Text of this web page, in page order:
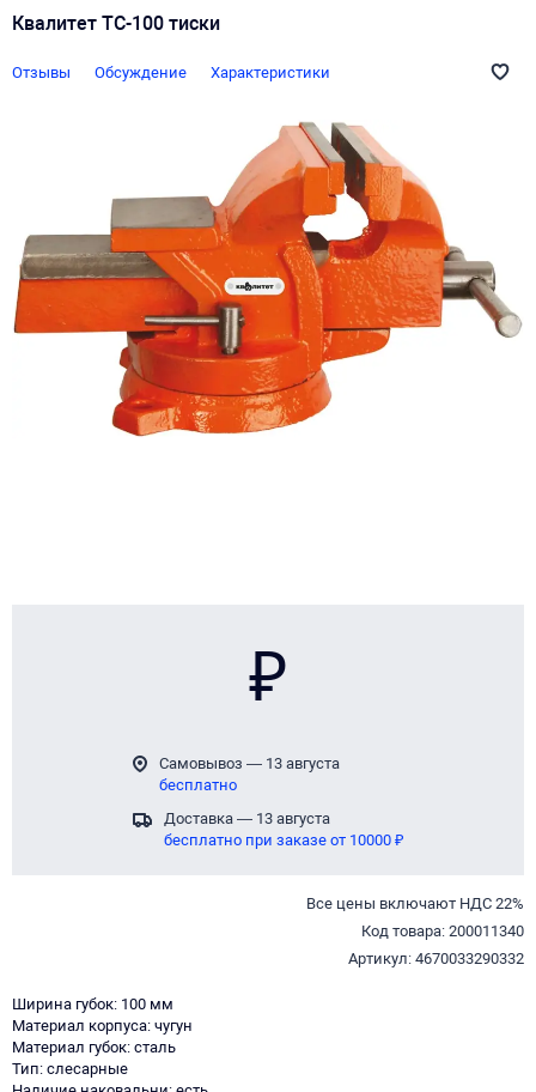
Квалитет ТС-100 тиски
Отзывы Обсуждение Характеристики
₽
Самовывоз — 13 августа
бесплатно
Доставка — 13 августа
бесплатно при заказе от 10000 ₽
Все цены включают НДС 22%
Код товара: 200011340
Артикул: 4670033290332
Ширина губок: 100 мм
Материал корпуса: чугун
Материал губок: сталь
Тип: слесарные